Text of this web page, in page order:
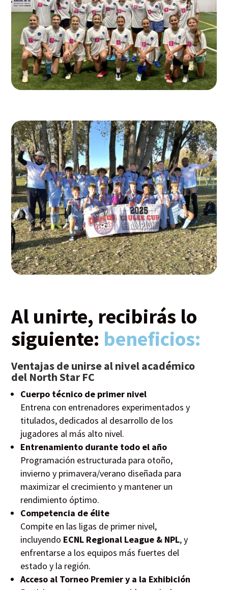
Al unirte, recibirás lo
siguiente: beneficios:
Ventajas de unirse al nivel académico
del North Star FC
Cuerpo técnico de primer nivel
Entrena con entrenadores experimentados y
titulados, dedicados al desarrollo de los
jugadores al más alto nivel.
Entrenamiento durante todo el año
Programación estructurada para otoño,
invierno y primavera/verano diseñada para
maximizar el crecimiento y mantener un
rendimiento óptimo.
Competencia de élite
Compite en las ligas de primer nivel,
incluyendo ECNL Regional League & NPL, y
enfrentarse a los equipos más fuertes del
estado y la región.
Acceso al Torneo Premier y a la Exhibición